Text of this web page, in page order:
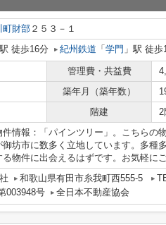
町財部 ２５３－１
徒歩16分 紀州鉄道 「 学門 」駅 徒歩
管理費・共益費
築年月（築年数）
階建 2
情報：「パインツリー」。こちらの
坊市に数多く立地しています。多種
物件に出会えるはずです。お気軽にご
和歌山県有田市糸我町西555-5
003948号
全日本不動産協会